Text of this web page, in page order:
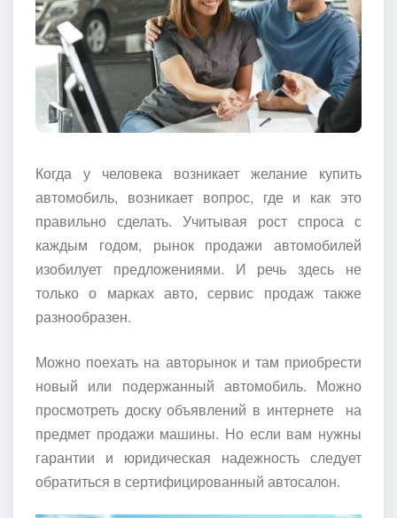
Когда у человека возникает желание купить
автомобиль, возникает вопрос, где и как это
правильно сделать. Учитывая рост спроса с
каждым годом, рынок продажи автомобилей
изобилует предложениями. И речь здесь не
только о марках авто, сервис продаж также
разнообразен.
Можно поехать на авторынок и там приобрести
новый или подержанный автомобиль. Можно
просмотреть доску объявлений в интернете на
предмет продажи машины. Но если вам нужны
гарантии и юридическая надежность следует
обратиться в сертифицированный автосалон.